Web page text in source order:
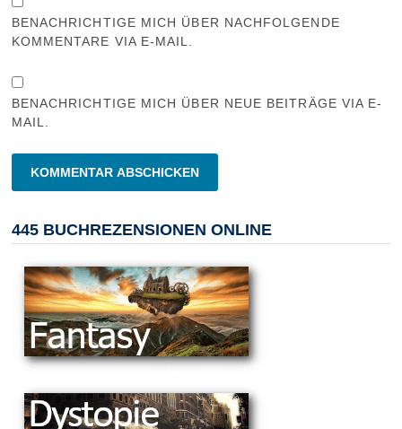
BENACHRICHTIGE MICH ÜBER NACHFOLGENDE
KOMMENTARE VIA E-MAIL.
BENACHRICHTIGE MICH ÜBER NEUE BEITRÄGE VIA E-
MAIL.
445 BUCHREZENSIONEN ONLINE